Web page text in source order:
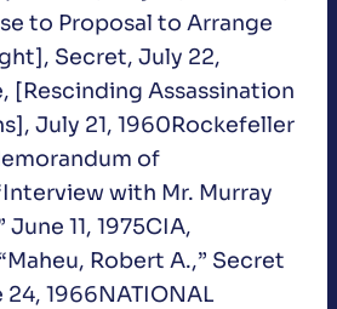
to Proposal to Arrange
Secret, July 22,
[Rescinding Assassination
July 21, 1960Rockefeller
of
with Mr. Murray
11, 1975CIA,
Robert A.,” Secret
24, 1966NATIONAL